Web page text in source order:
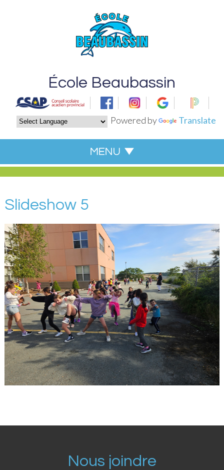
Powered by Translate
École Beaubassin
Slideshow 5
Nous joindre